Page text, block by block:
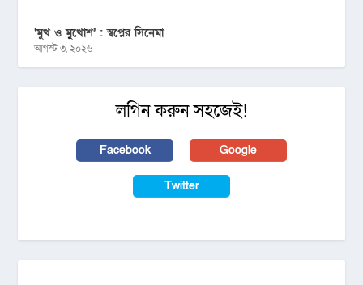
‘মুখ ও মু্খোশ’ : স্বপ্নের সিনেমা
আগস্ট ৩, ২০২৬
লগিন করুন সহজেই!
Facebook Google
Twitter